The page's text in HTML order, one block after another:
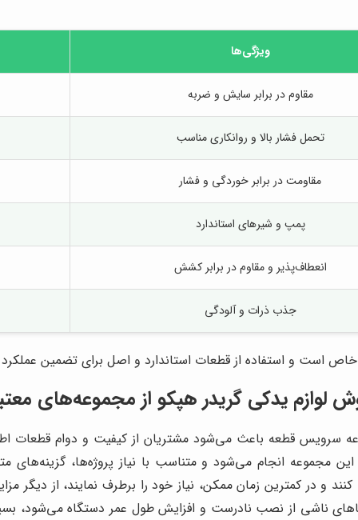
ویژگی‌ها
مقاوم در برابر سایش و ضربه
تحمل فشار بالا و روانکاری مناسب
مقاومت در برابر خوردگی و فشار
پمپ و شیرهای استاندارد
انعطاف‌پذیر و مقاوم در برابر کشش
جذب ذرات و آلودگی
است و استفاده از قطعات استاندارد و اصل برای تضمین
لوازم يدكى گريدر هپكو از مجموعه‌های
سرویس قطعه باعث می‌شود مشتریان از کیفیت و دوام قطعات
انجام می‌شود و متناسب با نیاز پروژه‌ها، گزینه‌های
و در کمترین زمان ممکن، نیاز خود را برطرف نمایند، از دیگر
از نصب نادرست و افزایش طول عمر دستگاه می‌شود،